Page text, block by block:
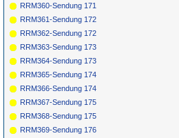
RRM360-Sendung 171
RRM361-Sendung 172
RRM362-Sendung 172
RRM363-Sendung 173
RRM364-Sendung 173
RRM365-Sendung 174
RRM366-Sendung 174
RRM367-Sendung 175
RRM368-Sendung 175
RRM369-Sendung 176